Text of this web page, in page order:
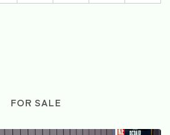
FOR SALE